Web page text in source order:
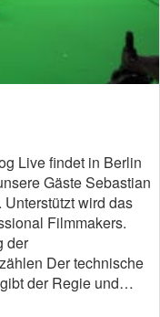
Live findet in Berlin
Gäste Sebastian
wird das
Filmmakers.
der
Der technische
der Regie und…